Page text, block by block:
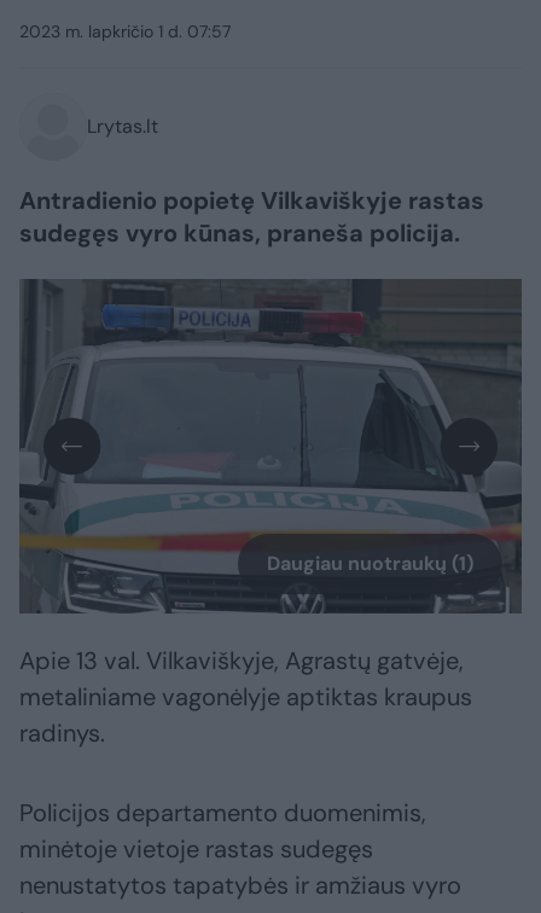
2023 m. lapkričio 1 d. 07:57
Lrytas.lt
Antradienio popietę Vilkaviškyje rastas
sudegęs vyro kūnas, praneša policija.
Daugiau nuotraukų (1)
Apie 13 val. Vilkaviškyje, Agrastų gatvėje,
metaliniame vagonėlyje aptiktas kraupus
radinys.
Policijos departamento duomenimis,
minėtoje vietoje rastas sudegęs
nenustatytos tapatybės ir amžiaus vyro